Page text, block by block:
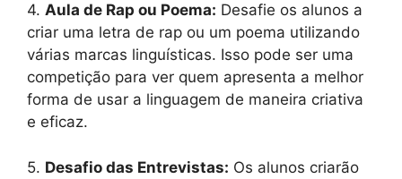
4. Aula de Rap ou Poema: Desafie os alunos a
criar uma letra de rap ou um poema utilizando
várias marcas linguísticas. Isso pode ser uma
competição para ver quem apresenta a melhor
forma de usar a linguagem de maneira criativa
e eficaz.
5. Desafio das Entrevistas: Os alunos criarão